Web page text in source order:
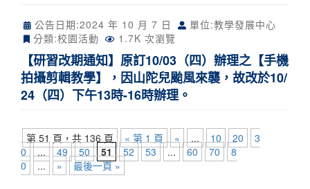
公告日期:2024 年 10 月 7 日
單位:教學發展中心
分類:校園活動 1.7K 次瀏覽
【研習改期通知】原訂10/03（四）辦理之【手機
拍攝剪輯教學】，因山陀兒颱風來襲，故改於10/
24（四）下午13時-16時辦理。
第 51 頁，共 136 頁 « 第 1 頁 « ... 10 20
3
0
... 49 50 51 52 53 ... 60 70
8
0
... » 最後一頁 »